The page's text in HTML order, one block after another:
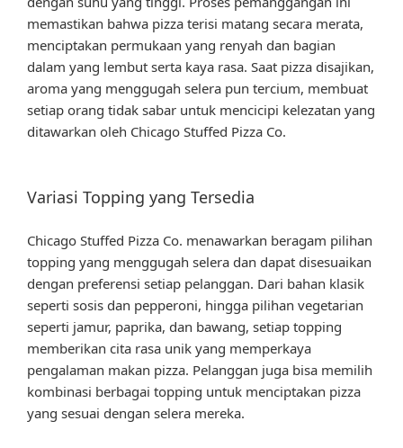
memastikan bahwa pizza terisi matang secara merata,
menciptakan permukaan yang renyah dan bagian
dalam yang lembut serta kaya rasa. Saat pizza disajikan,
aroma yang menggugah selera pun tercium, membuat
setiap orang tidak sabar untuk mencicipi kelezatan yang
ditawarkan oleh Chicago Stuffed Pizza Co.
Variasi Topping yang Tersedia
Chicago Stuffed Pizza Co. menawarkan beragam pilihan
topping yang menggugah selera dan dapat disesuaikan
dengan preferensi setiap pelanggan. Dari bahan klasik
seperti sosis dan pepperoni, hingga pilihan vegetarian
seperti jamur, paprika, dan bawang, setiap topping
memberikan cita rasa unik yang memperkaya
pengalaman makan pizza. Pelanggan juga bisa memilih
kombinasi berbagai topping untuk menciptakan pizza
yang sesuai dengan selera mereka.